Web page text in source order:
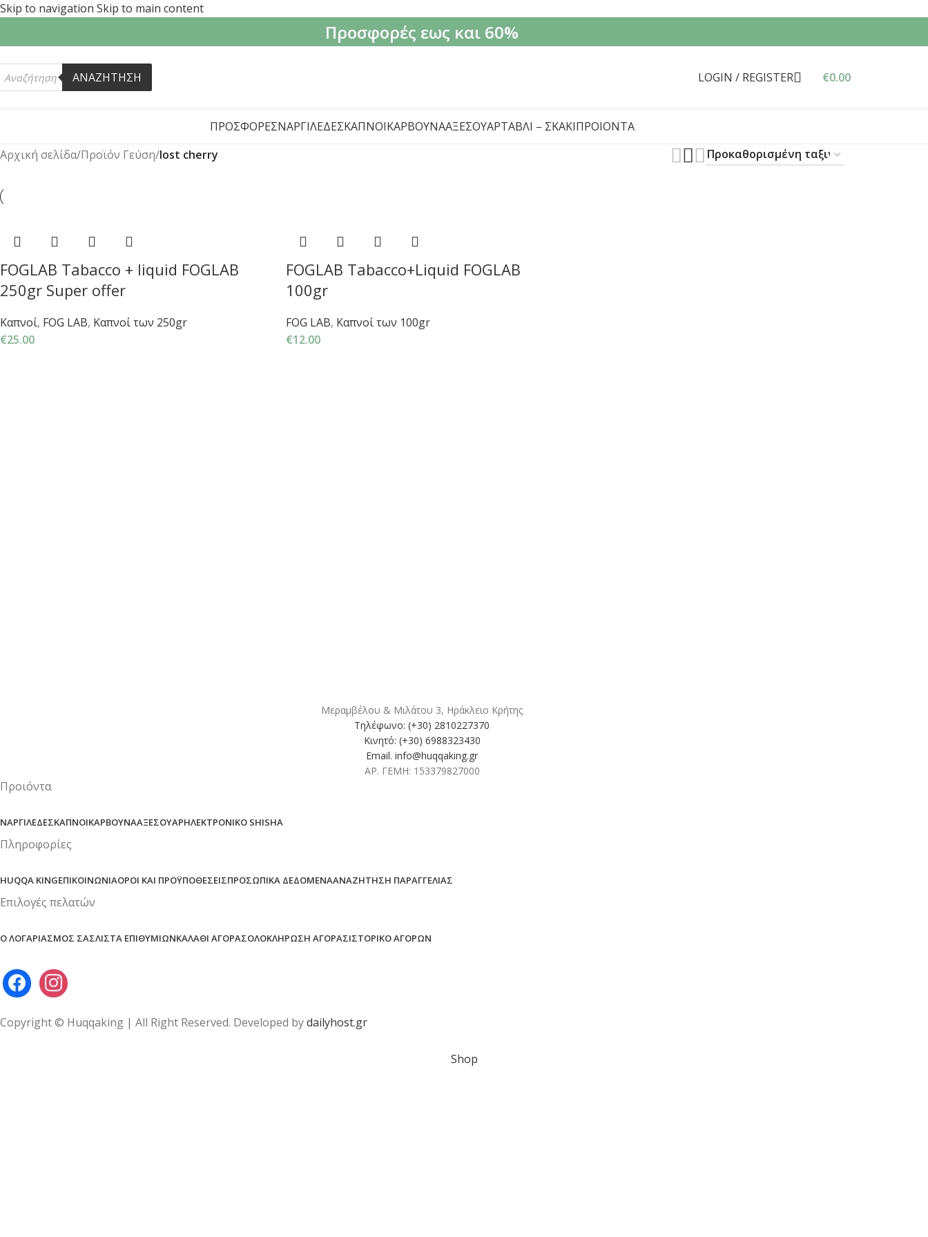
Skip to navigation Skip to main content
Προσφορές εως και 60%
ΑΝΑΖΗΤΗΣΗ LOGIN / REGISTER €0.00
ΠΡΟΣΦΟΡΕΣΝΑΡΓΙΛΈΔΕΣΚΑΠΝΟΊΚΆΡΒΟΥΝΑΑΞΕΣΟΥΆΡΤΆΒΛΙ – ΣΚΆΚΙΠΡΟΙΌΝΤΑ
Αρχική σελίδα/Προϊόν Γεύση/lost cherry
FOGLAB Tabacco + liquid FOGLAB
250gr Super offer
Καπνοί, FOG LAB, Καπνοί των 250gr
€25.00
FOGLAB Tabacco+Liquid FOGLAB
100gr
FOG LAB, Καπνοί των 100gr
€12.00
Μεραμβέλου & Μιλάτου 3, Ηράκλειο Κρήτης
Τηλέφωνο: (+30) 2810227370
Κινητό: (+30) 6988323430
Email. info@huqqaking.gr
ΑΡ. ΓΕΜΗ: 153379827000
Προιόντα
ΝΑΡΓΙΛΈΔΕΣΚΑΠΝΟΊΚΆΡΒΟΥΝΑΑΞΕΣΟΥΆΡΗΛΕΚΤΡΟΝΙΚΌ SHISHA
Πληροφορίες
HUQQA KINGΕΠΙΚΟΙΝΩΝΊΑΌΡΟΙ ΚΑΙ ΠΡΟΫΠΟΘΈΣΕΙΣΠΡΟΣΩΠΙΚΆ ΔΕΔΟΜΈΝΑΑΝΑΖΉΤΗΣΗ ΠΑΡΑΓΓΕΛΊΑΣ
Επιλογές πελατών
Ο ΛΟΓΑΡΙΑΣΜΌΣ ΣΑΣΛΊΣΤΑ ΕΠΙΘΥΜΙΏΝΚΑΛΆΘΙ ΑΓΟΡΆΣΟΛΟΚΛΉΡΩΣΗ ΑΓΟΡΆΣΙΣΤΟΡΙΚΌ ΑΓΟΡΏΝ
Copyright © Huqqaking | All Right Reserved. Developed bydailyhost.gr
Shop